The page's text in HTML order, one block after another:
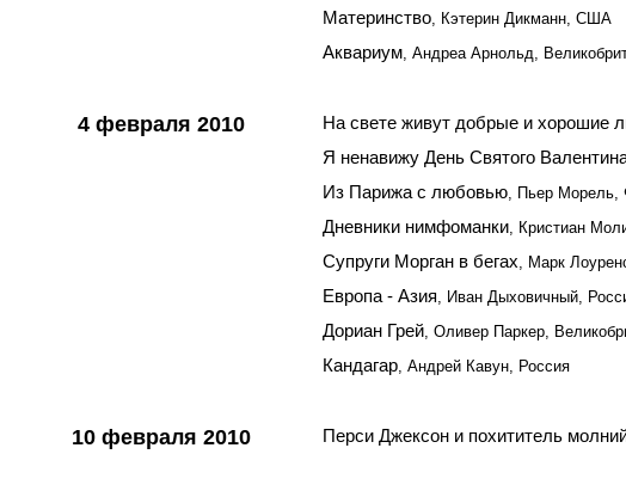
Материнство, Кэтерин Дикманн, США
Аквариум, Андреа Арнольд,
4 февраля 2010 На свете живут добрые и хорошие
Я ненавижу День Святого
Из Парижа с любовью, Пьер Морель,
Дневники нимфоманки, Кристиан
Супруги Морган в бегах, Марк
Европа - Азия, Иван Дыховичный,
Дориан Грей, Оливер Паркер,
Кандагар, Андрей Кавун, Россия
10 февраля 2010 Перси Джексон и похититель